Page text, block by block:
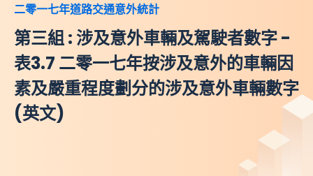
二零一七年道路交通意外統計
第三組 : 涉及意外車輛及駕駛者數字 -
表3.7 二零一七年按涉及意外的車輛因
素及嚴重程度劃分的涉及意外車輛數字
(英文)